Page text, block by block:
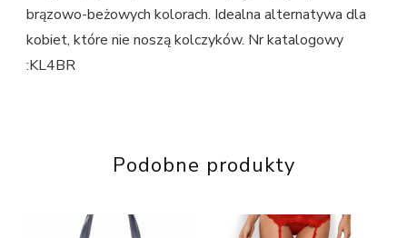
brązowo-beżowych kolorach. Idealna alternatywa dla
kobiet, które nie noszą kolczyków. Nr katalogowy
:KL4BR
Podobne produkty